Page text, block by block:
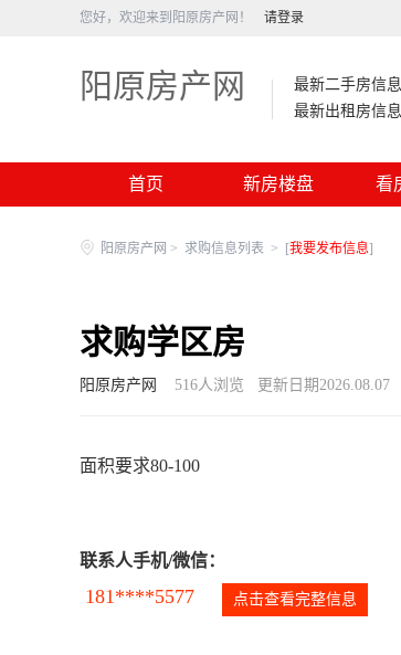
您好，欢迎来到阳原房产网！ 请登录
阳原房产网
最新二手房信息
最新出租房信息
首页 新房楼盘 看
阳原房产网 > 求购信息列表 > [我要发布信息]
求购学区房
阳原房产网 516人浏览 更新日期2026.08.07
面积要求80-100
联系人手机/微信：
181****5577 点击查看完整信息